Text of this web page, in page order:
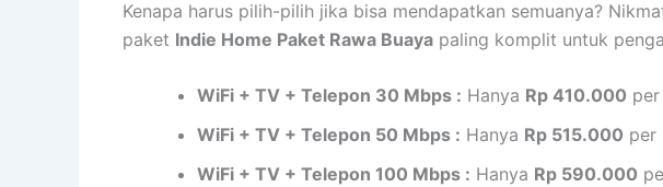
Kenapa harus pilih-pilih jika bisa mendapatkan semuanya?
paket Indie Home Paket Rawa Buaya paling komplit untuk
WiFi + TV + Telepon 30 Mbps : Hanya Rp 410.000
WiFi + TV + Telepon 50 Mbps : Hanya Rp 515.000 per
WiFi + TV + Telepon 100 Mbps : Hanya Rp 590.000